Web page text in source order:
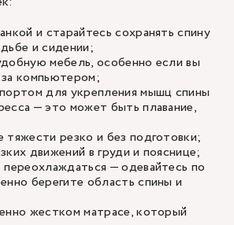
и старайтесь сохранять спину
и сидении;
мебель, особенно если вы
компьютером;
для укрепления мышц спины
— это может быть плавание,
тяжести резко и без подготовки;
движений в груди и пояснице;
переохлаждаться — одевайтесь по
берегите область спины и
жестком матрасе, который